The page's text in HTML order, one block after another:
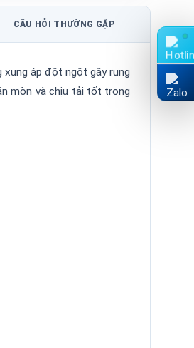
CÂU HỎI THƯỜNG GẶP
áp đột ngột gây rung
mòn và chịu tải tốt trong